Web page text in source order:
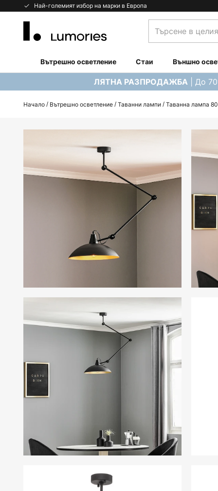
Най-големият избор на марки в Европа
Прескачане
магазин...
Вътрешно осветление Стаи Външно
ЛЯТНА РАЗПРОДАЖБА | До
Начало Вътрешно осветление Таванни лампи Таванна лампа
на